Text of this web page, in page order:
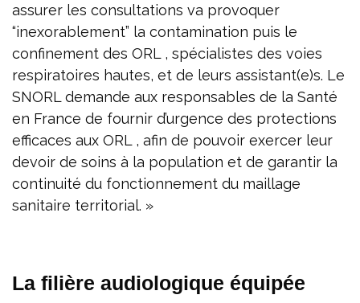
assurer les consultations va provoquer
“inexorablement” la contamination puis le
confinement des ORL , spécialistes des voies
respiratoires hautes, et de leurs assistant(e)s. Le
SNORL demande aux responsables de la Santé
en France de fournir d’urgence des protections
efficaces aux ORL , afin de pouvoir exercer leur
devoir de soins à la population et de garantir la
continuité du fonctionnement du maillage
sanitaire territorial. »
La filière audiologique équipée